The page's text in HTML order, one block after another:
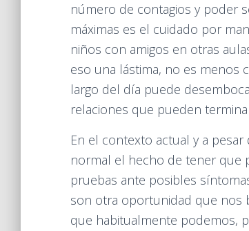
número de contagios y poder
máximas es el cuidado por
niños con amigos en otras
eso una lástima, no es menos
largo del día puede
relaciones que pueden
En el contexto actual y a
normal el hecho de tener que
pruebas ante posibles
son otra oportunidad que nos
que habitualmente podemos,